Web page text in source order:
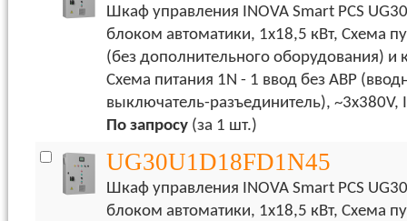
Шкаф управления INOVA Smart PCS
блоком автоматики, 1х18,5 кВт, Схема
(без дополнительного оборудования) и
Схема питания 1N - 1 ввод без АВР
выключатель-разъединитель), ~3x380V,
По запросу (за 1 шт.)
UG30U1D18FD1N45
Шкаф управления INOVA Smart PCS
блоком автоматики, 1х18,5 кВт, Схема